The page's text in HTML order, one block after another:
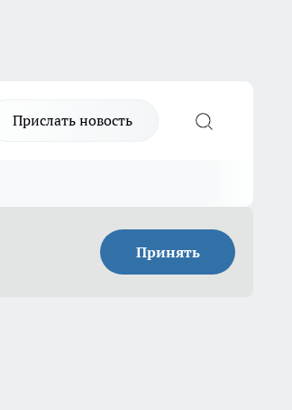
Прислать новость
Принять